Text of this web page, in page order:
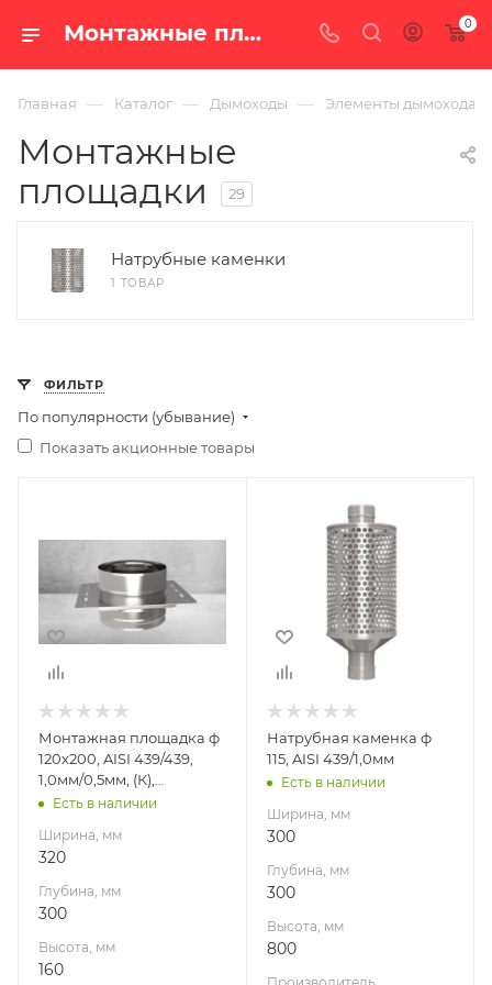
Монтажные площадки — купить по цене от 1 276 руб. с доставкой по России в интернет-магазине «100 печей.ру» 0
Главная — Каталог — Дымоходы — Элементы дымохода
Монтажные
площадки
29
Натрубные каменки
1 ТОВАР
ФИЛЬТР
По популярности (убывание)
Показать акционные товары
Глубина, мм
300
Высота, мм
160
Материал
Нержавеющая
сталь
Производитель
УМК
Монтажная площадка ф
120х200, AISI 439/439,
1,0мм/0,5мм, (К),
(пл.240х320)
Есть в наличии
Ширина, мм
320
Глубина, мм
300
Высота, мм
160
Ширина, мм
Глубина, мм
Высота, мм
800
Производитель
Натрубная каменка ф
115, AISI 439/1,0мм
Есть в наличии
Ширина, мм
300
Глубина, мм
300
Высота, мм
800
Производитель